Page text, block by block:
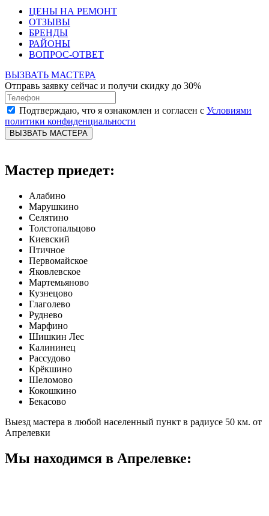
ЦЕНЫ НА РЕМОНТ
ОТЗЫВЫ
БРЕНДЫ
РАЙОНЫ
ВОПРОС-ОТВЕТ
ВЫЗВАТЬ МАСТЕРА
Отправь заявку сейчас и получи скидку до 30%
Подтверждаю, что я ознакомлен и согласен с Условиями
политики конфиденциальности
ВЫЗВАТЬ МАСТЕРА
Мастер приедет:
Алабино
Марушкино
Селятино
Толстопальцово
Киевский
Птичное
Первомайское
Яковлевское
Мартемьяново
Кузнецово
Глаголево
Руднево
Марфино
Шишкин Лес
Калининец
Рассудово
Крёкшино
Шеломово
Кокошкино
Бекасово
Выезд мастера в любой населенный пункт в радиусе 50 км. от
Апрелевки
Мы находимся в Апрелевке: